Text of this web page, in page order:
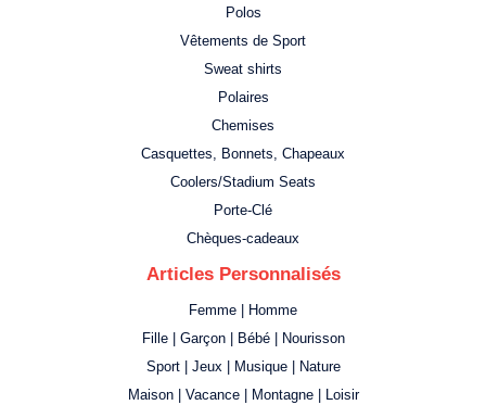
Polos
Vêtements de Sport
Sweat shirts
Polaires
Chemises
Casquettes, Bonnets, Chapeaux
Coolers/Stadium Seats
Porte-Clé
Chèques-cadeaux
Articles Personnalisés
Femme | Homme
Fille | Garçon | Bébé | Nourisson
Sport | Jeux | Musique | Nature
Maison | Vacance | Montagne | Loisir